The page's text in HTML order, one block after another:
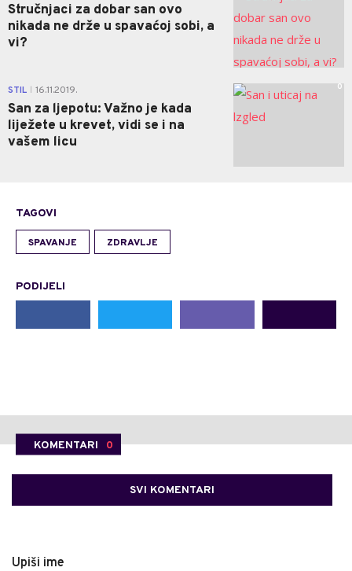
Stručnjaci za dobar san ovo
nikada ne drže u spavaćoj sobi, a
vi?
STIL 16.11.2019.
San za ljepotu: Važno je kada
liježete u krevet, vidi se i na
vašem licu
0
TAGOVI
SPAVANJE ZDRAVLJE
PODIJELI
KOMENTARI 0
SVI KOMENTARI
Upiši ime